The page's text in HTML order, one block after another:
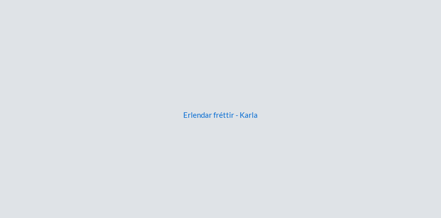
Erlendar fréttir - Karla